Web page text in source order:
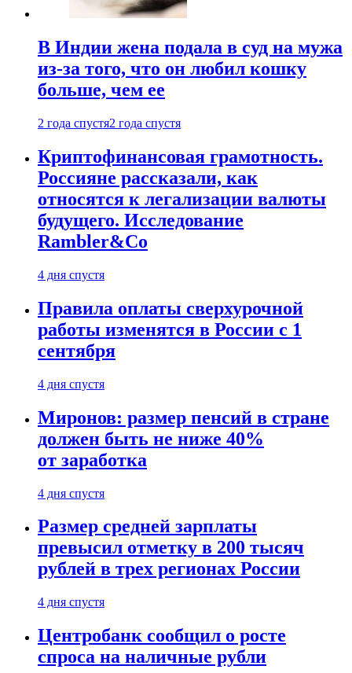
В Индии жена подала в суд на мужа
из-за того, что он любил кошку
больше, чем ее
2 года спустя2 года спустя
Криптофинансовая грамотность.
Россияне рассказали, как
относятся к легализации валюты
будущего. Исследование
Rambler&Co
4 дня спустя
Правила оплаты сверхурочной
работы изменятся в России с 1
сентября
4 дня спустя
Миронов: размер пенсий в стране
должен быть не ниже 40%
от заработка
4 дня спустя
Размер средней зарплаты
превысил отметку в 200 тысяч
рублей в трех регионах России
4 дня спустя
Центробанк сообщил о росте
спроса на наличные рубли